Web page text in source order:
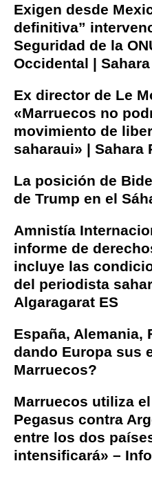
Exigen desde
definitiva”
Seguridad de la
Occidental |
Ex director de Le
«Marruecos no
movimiento de
saharaui» | Sahara
La posición de
de Trump en el
Amnistía
informe de
incluye las
del periodista
Algaragarat ES
España,
dando Europa sus
Marruecos?
Marruecos utiliza
Pegasus contra
entre los dos
intensificará» –